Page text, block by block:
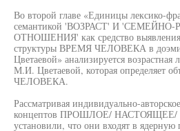
Во второй главе «Единицы лексико-
семантикой 'ВОЗРАСТ' И
ОТНОШЕНИЯ' как средство выявления
структуры ВРЕМЯ ЧЕЛОВЕКА в
Цветаевой» анализируется возрастная
М.И. Цветаевой, которая определяет
ЧЕЛОВЕКА.
Рассматривая индивидуально-
концептов ПРОШЛОЕ/
установили, что они входят в